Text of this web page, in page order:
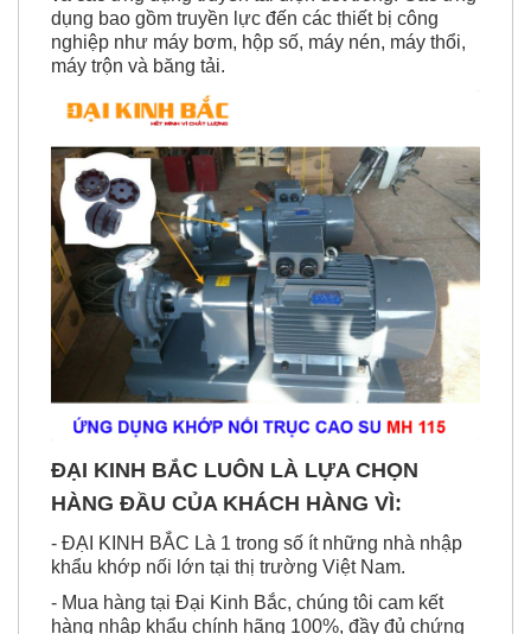
nghiệp như máy bơm, hộp số, máy nén, máy thổi,
máy trộn và băng tải.
ĐẠI KINH BẮC LUÔN LÀ LỰA CHỌN
HÀNG ĐẦU CỦA KHÁCH HÀNG VÌ:
- ĐẠI KINH BẮC Là 1 trong số ít những nhà nhập
khẩu khớp nối lớn tại thị trường Việt Nam.
- Mua hàng tại Đại Kinh Bắc, chúng tôi cam kết
hàng nhập khẩu chính hãng 100%, đầy đủ chứng
từ CO, CQ, hóa đơn VAT.